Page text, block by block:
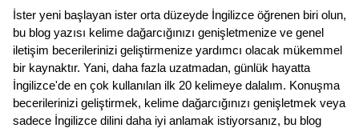
İster yeni başlayan ister orta düzeyde İngilizce öğrenen biri olun,
bu blog yazısı kelime dağarcığınızı genişletmenize ve genel
iletişim becerilerinizi geliştirmenize yardımcı olacak mükemmel
bir kaynaktır. Yani, daha fazla uzatmadan, günlük hayatta
İngilizce'de en çok kullanılan ilk 20 kelimeye dalalım. Konuşma
becerilerinizi geliştirmek, kelime dağarcığınızı genişletmek veya
sadece İngilizce dilini daha iyi anlamak istiyorsanız, bu blog